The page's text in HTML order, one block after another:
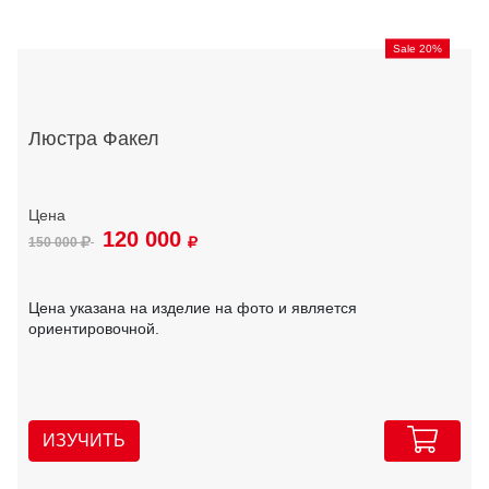
Sale 20%
Люстра Факел
150 000 120 000
Цена указана на изделие на фото и является
ориентировочной.
ИЗУЧИТЬ